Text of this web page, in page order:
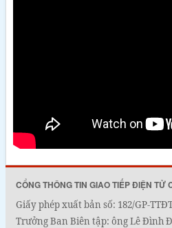
CỔNG THÔNG TIN GIAO TIẾP ĐIỆN TỬ
Giấy phép xuất bản số: 182/GP-
Trưởng Ban Biên tập: ông Lê Đình